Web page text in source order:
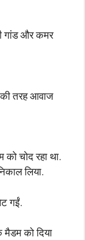
गांड और कमर
तरह आवाज
चोद रहा था.
लिया.
गईं.
को दिया